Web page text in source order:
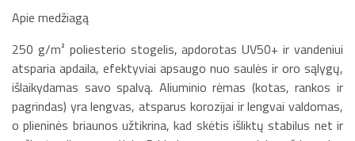
Apie medžiagą
250 g/m² poliesterio stogelis, apdorotas UV50+ ir vandeniui
atsparia apdaila, efektyviai apsaugo nuo saulės ir oro sąlygų,
išlaikydamas savo spalvą. Aliuminio rėmas (kotas, rankos ir
pagrindas) yra lengvas, atsparus korozijai ir lengvai valdomas,
o plieninės briaunos užtikrina, kad skėtis išliktų stabilus net ir